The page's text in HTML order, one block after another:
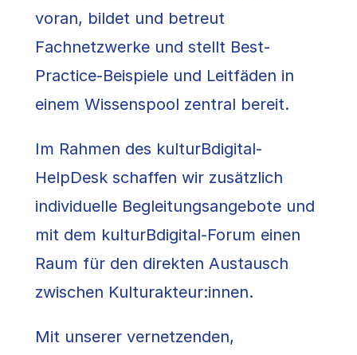
voran, bildet und betreut
Fachnetzwerke und stellt Best-
Practice-Beispiele und Leitfäden in
einem Wissenspool zentral bereit.
Im Rahmen des kulturBdigital-
HelpDesk schaffen wir zusätzlich
individuelle Begleitungsangebote und
mit dem kulturBdigital-Forum einen
Raum für den direkten Austausch
zwischen Kulturakteur:innen.
Mit unserer vernetzenden,